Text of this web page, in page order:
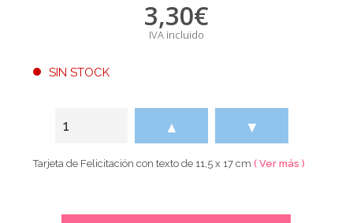
3,30€
IVA incluido
SIN STOCK
▲ ▼
Tarjeta de Felicitación con texto de 11,5 x 17 cm( Ver más )